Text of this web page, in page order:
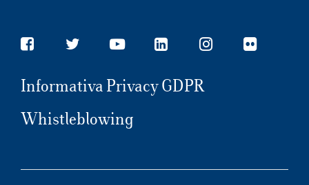
Informativa Privacy GDPR
Whistleblowing